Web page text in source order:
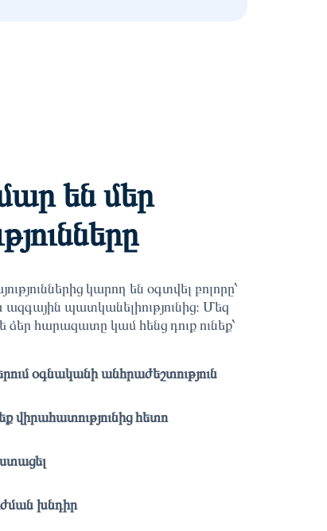
են մեր
կարող են օգտվել բոլորը՝
պատկանելիությունից։ Մեզ
ձեր հարազատը կամ հենց դուք ունեք՝
օգնականի անհրաժեշտություն
վիրահատությունից հետո
խնդիր